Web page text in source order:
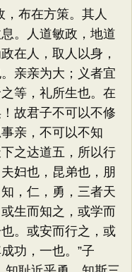
布在方策。其人
。人道敏政，地道
在人，取人以身，
亲亲为大；义者宜
等，礼所生也。在
故君子不可以不修
亲，不可以不知
之达道五，所以行
妇也，昆弟也，朋
，仁，勇，三者天
生而知之，或学而
。或安而行之，或
功，一也。”子